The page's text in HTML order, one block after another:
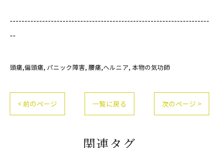
--------------------------------------------------------------------
--
頭痛,偏頭痛 パニック障害 腰痛,ヘルニア 本物の気功師
< 前のページ 一覧に戻る 次のページ >
関連タグ